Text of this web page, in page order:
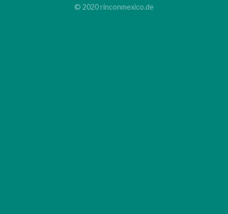
© 2020 rinconmexico.de